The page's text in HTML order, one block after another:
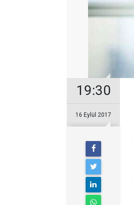
19:30
16 Eylül 2017